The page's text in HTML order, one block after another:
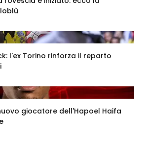
l'ex Torino rinforza il reparto
giocatore dell'Hapoel Haifa